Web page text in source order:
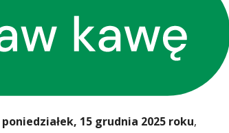
poniedziałek, 15 grudnia 2025 roku,